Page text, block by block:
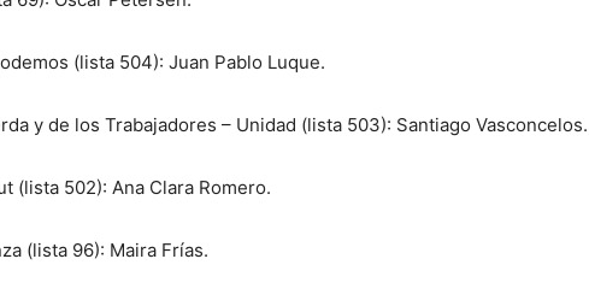
(lista 504): Juan Pablo Luque.
y de los Trabajadores – Unidad (lista 503): Santiago Vasconcelos.
(lista 502): Ana Clara Romero.
(lista 96): Maira Frías.